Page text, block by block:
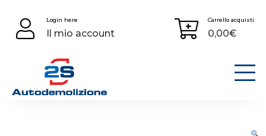
content
Login here
Il mio account
Carrello acquisti
0,00€